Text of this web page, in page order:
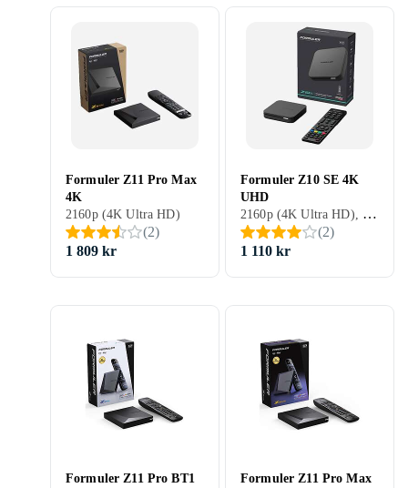
Formuler Z11 Pro Max
4K
2160p (4K Ultra HD)
(2)
1 809 kr
Formuler Z10 SE 4K
UHD
2160p (4K Ultra HD), Marksänd (DVB-T)
(2)
1 110 kr
Formuler Z11 Pro BT1
Formuler Z11 Pro Max